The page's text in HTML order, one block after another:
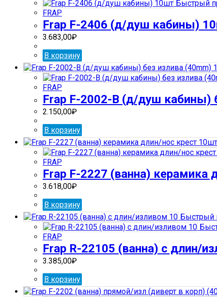
Быстрый
FRAP
Frap F-2406 (д/душ кабины)
3.683,00₽
В корзину
FRAP
Frap F-2002-В (д/душ кабины)
2.150,00₽
В корзину
FRAP
Frap F-2227 (ванна) керамика
3.618,00₽
В корзину
Быстрый
FRAP
Frap R-22105 (ванна) с длин/
3.385,00₽
В корзину